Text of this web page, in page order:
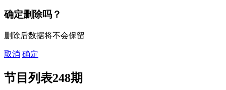
确定删除吗？
删除后数据将不会保留
取消 确定
节目列表248期